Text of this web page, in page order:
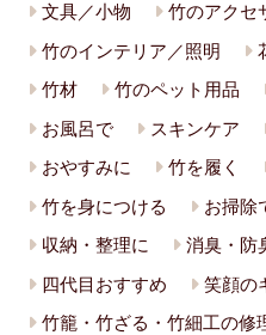
文具／小物
竹のアクセ
竹のインテリア／照明
竹材
竹のペット用品
お風呂で
スキンケア
おやすみに
竹を履く
竹を身につける
お掃除
収納・整理に
消臭・防
四代目おすすめ
笑顔の
竹籠・竹ざる・竹細工の修